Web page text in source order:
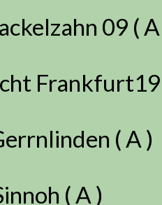
09 (
( A )
( A )